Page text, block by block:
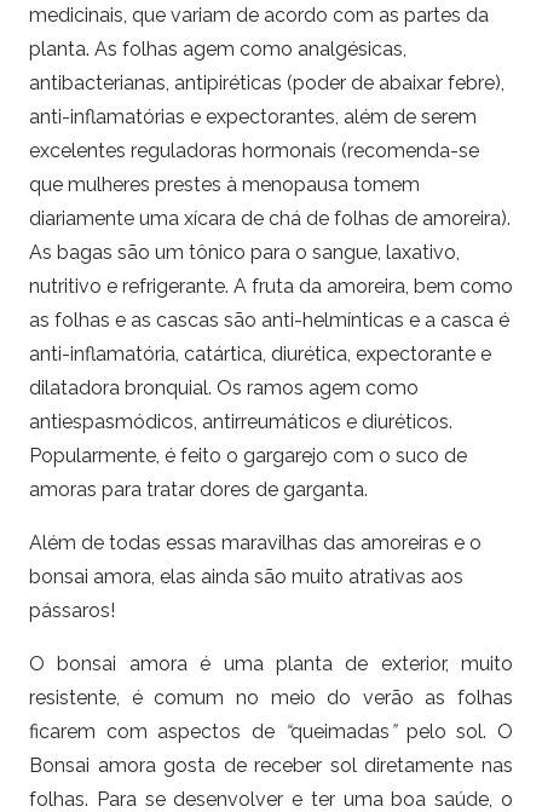
medicinais, que variam de acordo com as partes da
planta. As folhas agem como analgésicas,
antibacterianas, antipiréticas (poder de abaixar febre),
anti-inflamatórias e expectorantes, além de serem
excelentes reguladoras hormonais (recomenda-se
que mulheres prestes à menopausa tomem
diariamente uma xícara de chá de folhas de amoreira).
As bagas são um tônico para o sangue, laxativo,
nutritivo e refrigerante. A fruta da amoreira, bem como
as folhas e as cascas são anti-helmínticas e a casca é
anti-inflamatória, catártica, diurética, expectorante e
dilatadora bronquial. Os ramos agem como
antiespasmódicos, antirreumáticos e diuréticos.
Popularmente, é feito o gargarejo com o suco de
amoras para tratar dores de garganta.
Além de todas essas maravilhas das amoreiras e o
bonsai amora, elas ainda são muito atrativas aos
pássaros!
O bonsai amora é uma planta de exterior, muito
resistente, é comum no meio do verão as folhas
ficarem com aspectos de “queimadas ” pelo sol. O
Bonsai amora gosta de receber sol diretamente nas
folhas. Para se desenvolver e ter uma boa saúde, o